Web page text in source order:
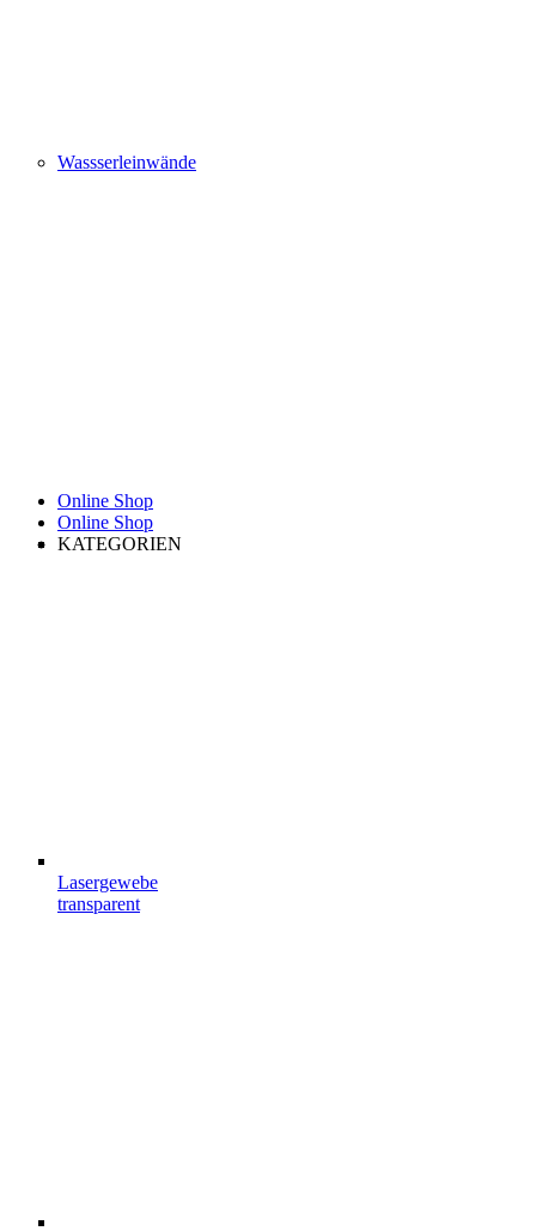
Wassserleinwände
Online Shop
Online Shop
KATEGORIEN
Lasergewebe
transparent